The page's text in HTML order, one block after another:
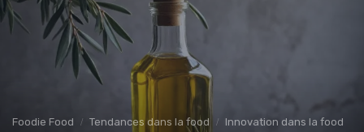
Foodie Food Tendances dans la food Innovation dans la food